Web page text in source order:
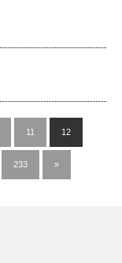
11 12
233 »